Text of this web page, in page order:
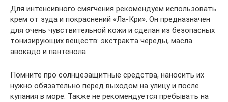
Для интенсивного смягчения рекомендуем использовать
крем от зуда и покраснений «Ла-Кри». Он предназначен
для очень чувствительной кожи и сделан из безопасных
тонизирующих веществ: экстракта череды, масла
авокадо и пантенола.
Помните про солнцезащитные средства, наносить их
нужно обязательно перед выходом на улицу и после
купания в море. Также не рекомендуется пребывать на